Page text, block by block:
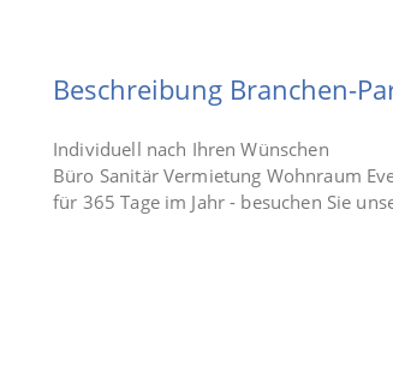
Beschreibung Branchen-
Individuell nach Ihren Wünschen
Büro Sanitär Vermietung Wohnraum
für 365 Tage im Jahr - besuchen Sie